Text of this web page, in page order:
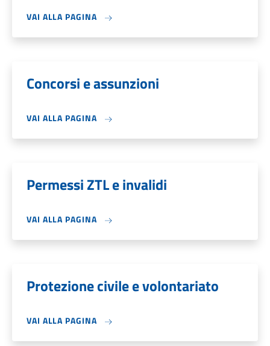
VAI ALLA PAGINA
Concorsi e assunzioni
VAI ALLA PAGINA
Permessi ZTL e invalidi
VAI ALLA PAGINA
Protezione civile e volontariato
VAI ALLA PAGINA